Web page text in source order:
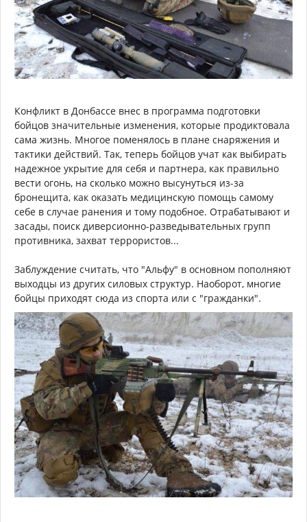
Конфликт в Донбассе внес в программа подготовки
бойцов значительные изменения, которые продиктовала
сама жизнь. Многое поменялось в плане снаряжения и
тактики действий. Так, теперь бойцов учат как выбирать
надежное укрытие для себя и партнера, как правильно
вести огонь, на сколько можно высунуться из-за
бронещита, как оказать медицинскую помощь самому
себе в случае ранения и тому подобное. Отрабатывают и
засады, поиск диверсионно-разведывательных групп
противника, захват террористов...
Заблуждение считать, что "Альфу" в основном пополняют
выходцы из других силовых структур. Наоборот, многие
бойцы приходят сюда из спорта или с "гражданки".